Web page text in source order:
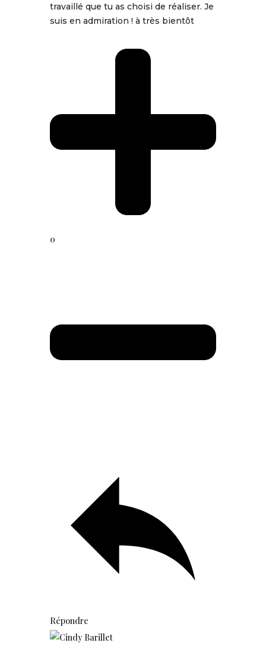
travaillé que tu as choisi de réaliser. Je
suis en admiration ! à très bientôt
0
Répondre